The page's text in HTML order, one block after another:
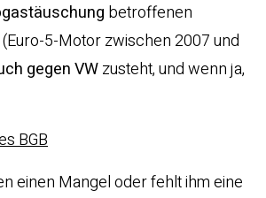
betroffenen
5-Motor zwischen 2007 und
gegen VWzusteht, und wenn ja,
BGB
einen Mangel oder fehlt ihm eine